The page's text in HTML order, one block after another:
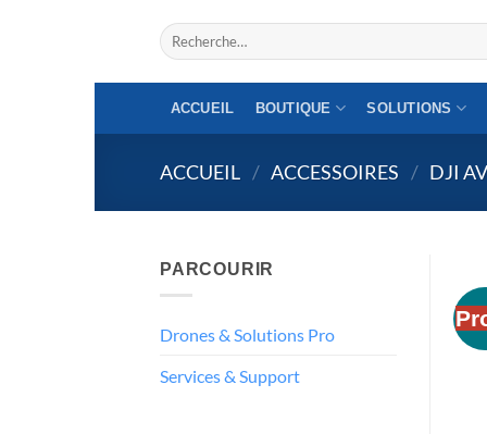
Recherche
pour :
ACCUEIL BOUTIQUE SOLUTIONS
ACCUEIL / ACCESSOIRES / DJI
PARCOURIR
Drones & Solutions Pro
Services & Support